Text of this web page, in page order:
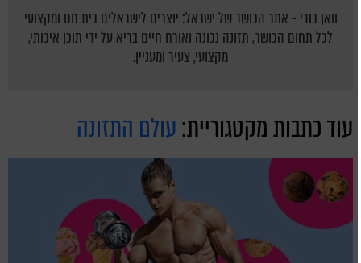
וואן בודי - אתר הכושר של ישראל: יוצרים לישראלים בית חם ומקצועי
לכל תחום הכושר, תזונה נכונה ואורח חיים בריא על ידי תוכן איכותי,
מקצועי, צעיר ומעניין.
עוד כתבות מקטגוריית:עולם התזונה